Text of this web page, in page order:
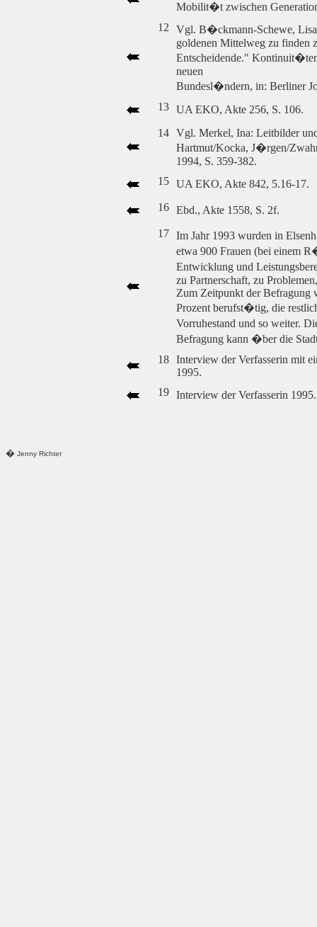
Mobilit�t zwischen
12
Vgl. B�ckmann-Schewe,
goldenen Mittelweg zu finden
Entscheidende."
neuen
Bundesl�ndern, in: Berliner
13 UA EKO, Akte 256, S. 106.
14 Vgl. Merkel, Ina: Leitbilder
Hartmut/Kocka, J�rgen/
1994, S. 359-382.
15 UA EKO, Akte 842, 5.16-17.
16 Ebd., Akte 1558, S. 2f.
17 Im Jahr 1993 wurden in
etwa 900 Frauen (bei einem
Entwicklung und
zu Partnerschaft, zu
Zum Zeitpunkt der Befragung
Prozent berufst�tig, die
Vorruhestand und so weiter.
Befragung kann �ber die
18 Interview der Verfasserin mit
1995.
19 Interview der Verfasserin
� Jenny Richter